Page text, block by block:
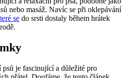
nebo masáž. Navíc se při oklepávání
se do srsti dostaly během hrátek
je fascinující a důležité pro